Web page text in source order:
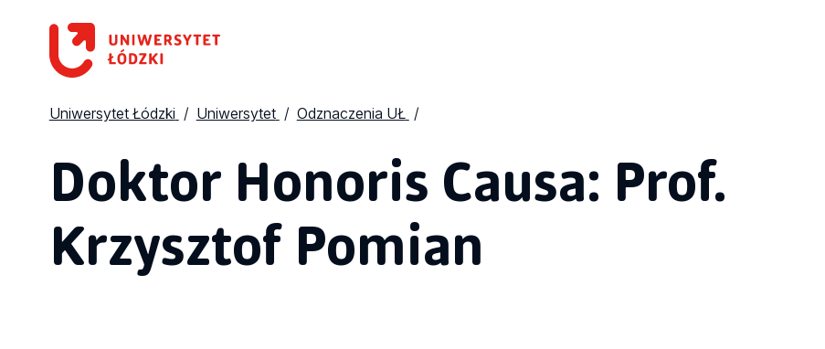
Uniwersytet Łódzki Uniwersytet Odznaczenia UŁ
Doktor Honoris Causa: Prof.
Krzysztof Pomian